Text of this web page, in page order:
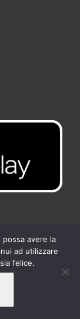
|Privacy
avere la
ad utilizzare
felice.